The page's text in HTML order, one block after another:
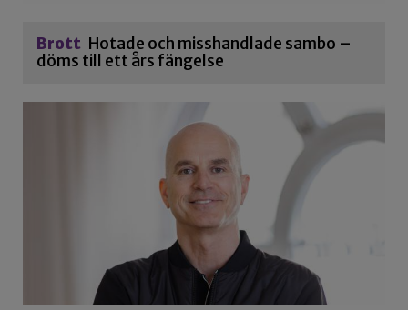
Brott Hotade och misshandlade sambo –
döms till ett års fängelse